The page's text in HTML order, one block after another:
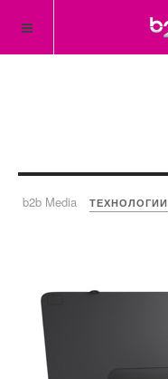
b2b Media ТЕХНОЛОГИИ